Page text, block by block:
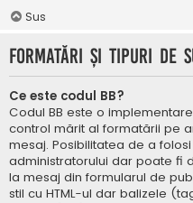
Sus
Formatări şi tipuri de
Ce este codul BB?
Codul BB este o
control mărit al formatării pe
mesaj. Posibilitatea de a
administratorului dar poate fi
la mesaj din formularul de
stil cu HTML-ul dar balizele